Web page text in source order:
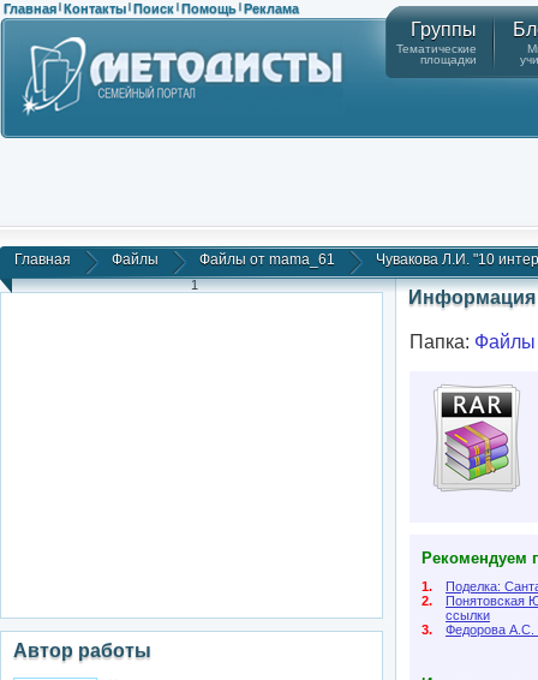
Главная | Контакты | Поиск | Помощь | Реклама
Группы
Тематические
площадки
Главная Файлы Файлы от mama_61 Чувакова Л.И. "10
1
Автор работы
Информация
Папка: Файлы
Рекомендуем
1.
Поделка:
2.
Понятовская
ссылки
3.
Федорова А.С.